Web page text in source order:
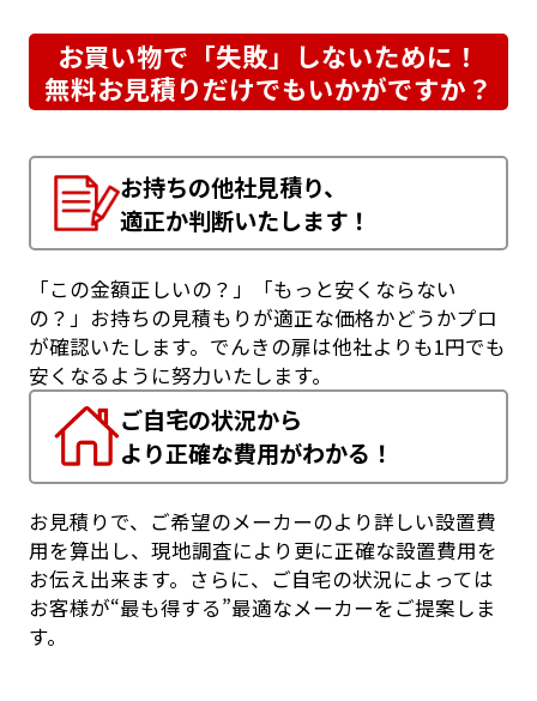
お買い物で「失敗」しないために！
無料お見積りだけでもいかがですか？
お持ちの他社見積り、
適正か判断いたします！
「この金額正しいの？」「もっと安くならない
の？」お持ちの見積もりが適正な価格かどうかプロ
が確認いたします。でんきの扉は他社よりも1円でも
安くなるように努力いたします。
ご自宅の状況から
より正確な費用がわかる！
お見積りで、ご希望のメーカーのより詳しい設置費
用を算出し、現地調査により更に正確な設置費用を
お伝え出来ます。さらに、ご自宅の状況によっては
お客様が“最も得する”最適なメーカーをご提案しま
す。